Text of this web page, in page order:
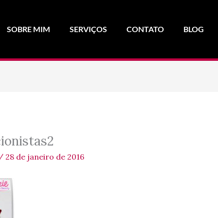
SOBRE MIM SERVIÇOS CONTATO BLOG
/ 28 de janeiro de 2016